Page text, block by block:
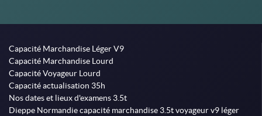
Capacité Marchandise Léger V9
Capacité Marchandise Lourd
Capacité Voyageur Lourd
Capacité actualisation 35h
Nos dates et lieux d'examens 3.5t
Dieppe Normandie capacité marchandise 3.5t voyageur v9 léger